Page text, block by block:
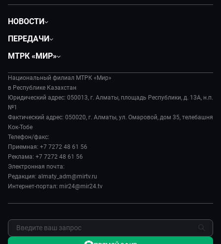
НОВОСТИ
Экономика
Происшествия
Наука и технологии
Здоровье и медицина
Спорт
Авто
Культура
ПЕРЕДАЧИ
Вместе выгодно
Евразия. Культурно
Евразия. Регионы
Наши иностранцы
Пять причин поехать в...
Сделано в Содружестве
МТРК «МИР»
История
Руководство
Лица мира
Пресса о нас
Карьера
Реклама
Обратная связь
Национальный филиал МТРК «Мир»
в Республике Казахстан
Юридический адрес: 050013, г. Алматы, площадь Республики, д. 13А, н.п.
№1
Фактический адрес: 050020, г. Алматы, ул. Омаровой, дом 35, телебашня
Кок-Тобе
Телефон/факс:
Приемная: +7 7272 48 61 56
Реклама: +7 7272 48 61 56
Электронная почта:
Редакция: almaty_adm@mirtv.ru
Интернет-портал: mir24@mir24.tv